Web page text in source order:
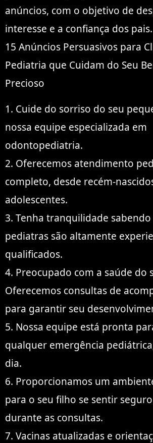
anúncios, com o objetivo de
interesse e a confiança dos pais.
15 Anúncios Persuasivos para
Pediatria que Cuidam do Seu
Precioso
1. Cuide do sorriso do seu
nossa equipe especializada em
odontopediatria.
2. Oferecemos atendimento
completo, desde recém-
adolescentes.
3. Tenha tranquilidade
pediatras são altamente
qualificados.
4. Preocupado com a saúde do
Oferecemos consultas de
para garantir seu
5. Nossa equipe está pronta
qualquer emergência
dia.
6. Proporcionamos um
para o seu filho se sentir
durante as consultas.
7. Vacinas atualizadas e